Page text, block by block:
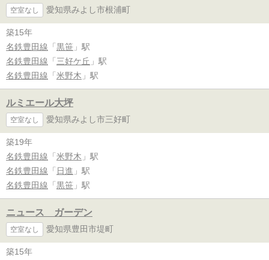
空室なし 愛知県みよし市根浦町
築15年
名鉄豊田線 「 黒笹 」駅
名鉄豊田線 「 三好ケ丘 」駅
名鉄豊田線 「 米野木 」駅
ルミエール大坪
空室なし 愛知県みよし市三好町
築19年
名鉄豊田線 「 米野木 」駅
名鉄豊田線 「 日進 」駅
名鉄豊田線 「 黒笹 」駅
ニュース ガーデン
空室なし 愛知県豊田市堤町
築15年